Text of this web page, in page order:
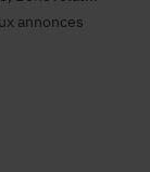
annonces